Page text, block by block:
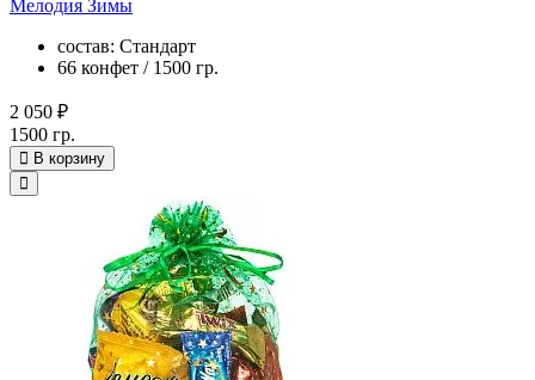
Мелодия Зимы
состав: Стандарт
66 конфет / 1500 гр.
2 050 ₽
1500 гр.
В корзину